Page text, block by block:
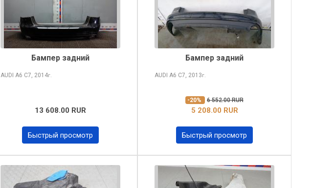
Бампер задний
AUDI A6 C7, 2014г.
13 608.00 RUR
Быстрый просмотр
Бампер задний
AUDI A6 C7, 2013г.
-20% 6 552.00 RUR
5 208.00 RUR
Быстрый просмотр